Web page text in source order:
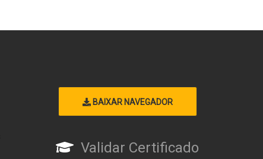
BAIXAR NAVEGADOR
Validar Certificado